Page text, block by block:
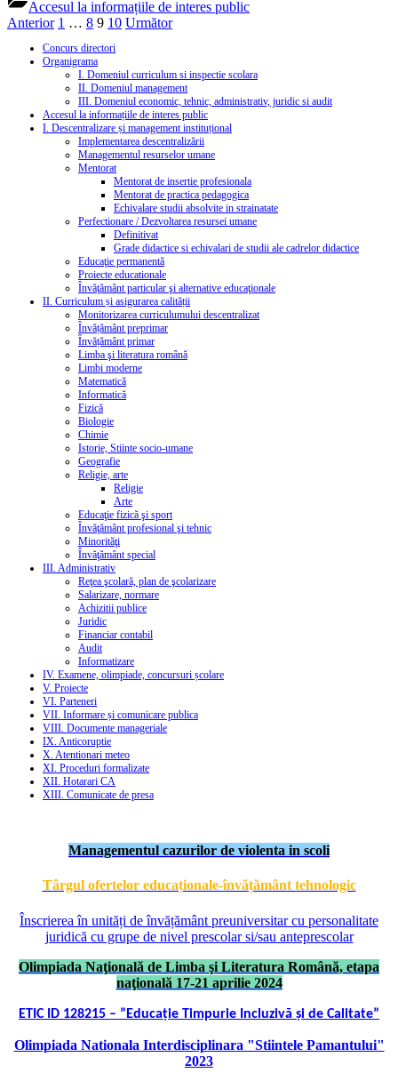
Accesul la informațiile de interes public
Paginație
articole
Anterior 1 … 8 9 10 Următor
Concurs directori
Organigrama
I. Domeniul curriculum si inspectie scolara
II. Domeniul management
III. Domeniul economic, tehnic, administrativ, juridic si audit
Accesul la informațiile de interes public
I. Descentralizare și management instituțional
Implementarea descentralizării
Managementul resurselor umane
Mentorat
Mentorat de insertie profesionala
Mentorat de practica pedagogica
Echivalare studii absolvite in strainatate
Perfectionare / Dezvoltarea resursei umane
Definitivat
Grade didactice si echivalari de studii ale cadrelor didactice
Educaţie permanentă
Proiecte educationale
Învăţământ particular şi alternative educaţionale
II. Curriculum și asigurarea calității
Monitorizarea curriculumului descentralizat
Învățământ preprimar
Învățământ primar
Limba şi literatura română
Limbi moderne
Matematică
Informatică
Fizică
Biologie
Chimie
Istorie, Stiinte socio-umane
Geografie
Religie, arte
Religie
Arte
Educaţie fizică şi sport
Învăţământ profesional şi tehnic
Minorităţi
Învăţământ special
III. Administrativ
Reţea şcolară, plan de şcolarizare
Salarizare, normare
Achizitii publice
Juridic
Financiar contabil
Audit
Informatizare
IV. Examene, olimpiade, concursuri școlare
V. Proiecte
VI. Parteneri
VII. Informare și comunicare publica
VIII. Documente manageriale
IX. Anticoruptie
X. Atentionari meteo
XI. Proceduri formalizate
XII. Hotarari CA
XIII. Comunicate de presa
Managementul cazurilor de violenta in scoli
Târgul ofertelor educaționale-învățământ tehnologic
Înscrierea în unități de învățământ preuniversitar cu personalitate
juridică cu grupe de nivel prescolar si/sau anteprescolar
Olimpiada Naţională de Limba şi Literatura Română, etapa
naţională 17-21 aprilie 2024
ETIC ID 128215 – ”Educație Timpurie Incluzivă și de Calitate”
Olimpiada Nationala Interdisciplinara "Stiintele Pamantului"
2023